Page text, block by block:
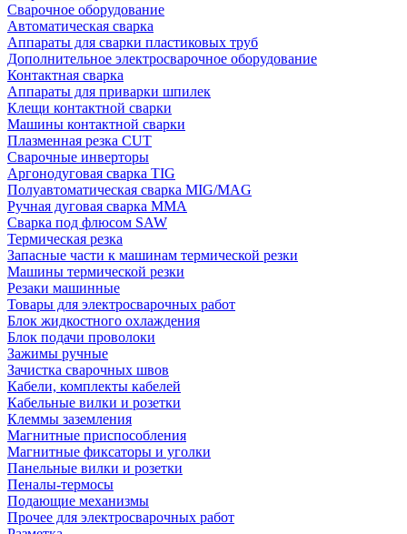
Сварочное оборудование
Автоматическая сварка
Аппараты для сварки пластиковых труб
Дополнительное электросварочное оборудование
Контактная сварка
Аппараты для приварки шпилек
Клещи контактной сварки
Машины контактной сварки
Плазменная резка CUT
Сварочные инверторы
Аргонодуговая сварка TIG
Полуавтоматическая сварка MIG/MAG
Ручная дуговая сварка MMA
Сварка под флюсом SAW
Термическая резка
Запасные части к машинам термической резки
Машины термической резки
Резаки машинные
Товары для электросварочных работ
Блок жидкостного охлаждения
Блок подачи проволоки
Зажимы ручные
Зачистка сварочных швов
Кабели, комплекты кабелей
Кабельные вилки и розетки
Клеммы заземления
Магнитные приспособления
Магнитные фиксаторы и уголки
Панельные вилки и розетки
Пеналы-термосы
Подающие механизмы
Прочее для электросварочных работ